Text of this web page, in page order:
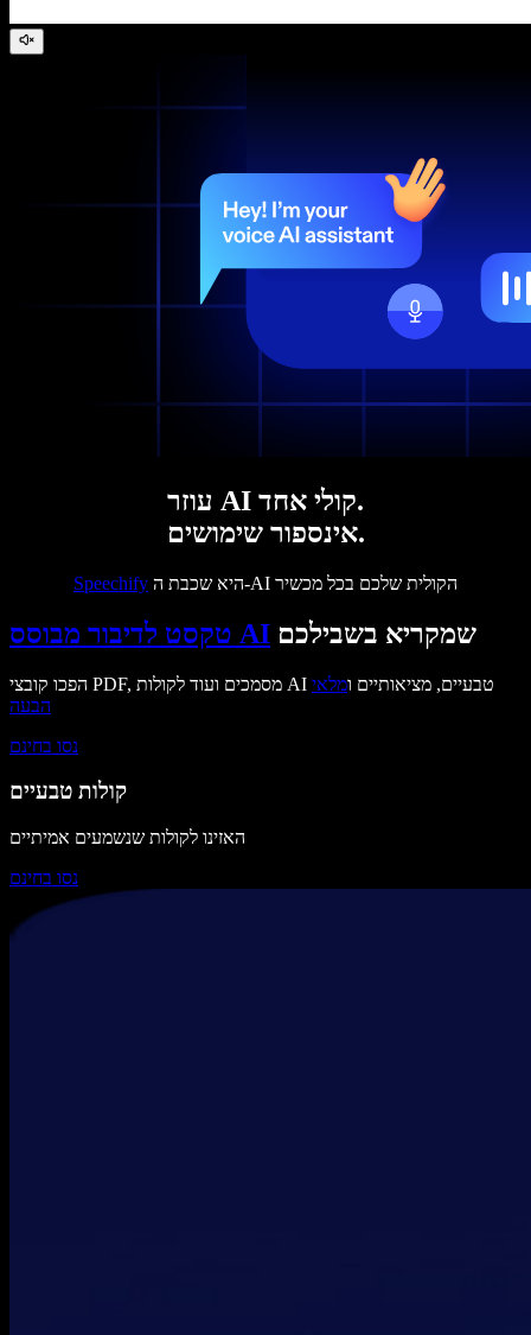
עוזר AI קולי אחד.
אינספור שימושים.
Speechify היא שכבת ה-AI הקולית שלכם בכל מכשיר
טקסט לדיבור מבוסס AI שמקריא בשבילכם
הפכו קובצי PDF, מסמכים ועוד לקולות AI טבעיים, מציאותיים ומלאי
הבעה
נסו בחינם
קולות טבעיים
האזינו לקולות שנשמעים אמיתיים
נסו בחינם